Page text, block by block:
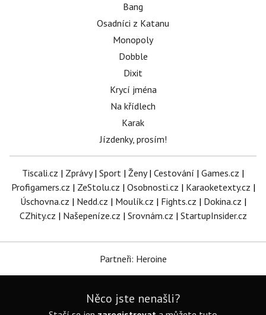
Bang
Osadníci z Katanu
Monopoly
Dobble
Dixit
Krycí jména
Na křídlech
Karak
Jízdenky, prosím!
Tiscali.cz | Zprávy| Sport | Ženy| Cestování | Games.cz |
Profigamers.cz | ZeStolu.cz | Osobnosti.cz | Karaoketexty.cz |
Úschovna.cz | Nedd.cz | Moulík.cz | Fights.cz | Dokina.cz |
CZhity.cz | Našepeníze.cz | Srovnám.cz | StartupInsider.cz
Partneři: Heroine
Něco jste nenašli?